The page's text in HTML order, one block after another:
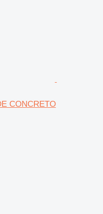
CONCRETO